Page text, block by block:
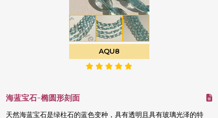
AQU8
海蓝宝石-椭圆形刻面
天然海蓝宝石是绿柱石的蓝色变种，具有透明且具有玻璃光泽的特